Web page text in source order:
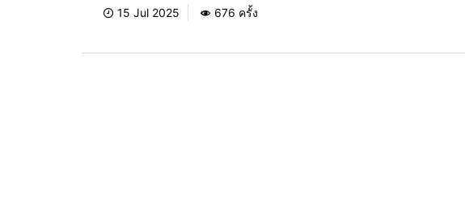
15 Jul 2025 676 ครั้ง